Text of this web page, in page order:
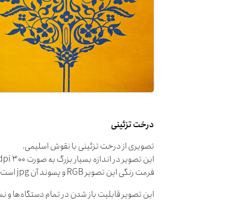
درخت تزئینی
تصویری از درخت تزئینی با نقوش اسلیمی.
این تصویر در اندازه بسیار بزرگ به صورت dpi ۳۰۰ می‌باشد.
فرمت رنگی این تصویر RGB و پسوند آن jpg است.
این تصویر قابلیت باز شدن در تمام دستگاه‌ها و